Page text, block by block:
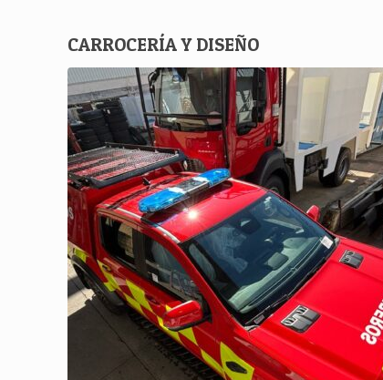
CARROCERÍA Y DISEÑO